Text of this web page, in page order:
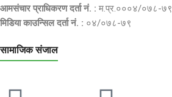
आमसंचार प्राधिकरण दर्ता नं. : म.प्र.०००४/०७८-७९
मिडिया काउन्सिल दर्ता नं. : ०४/०७८-७९
सामाजिक संजाल